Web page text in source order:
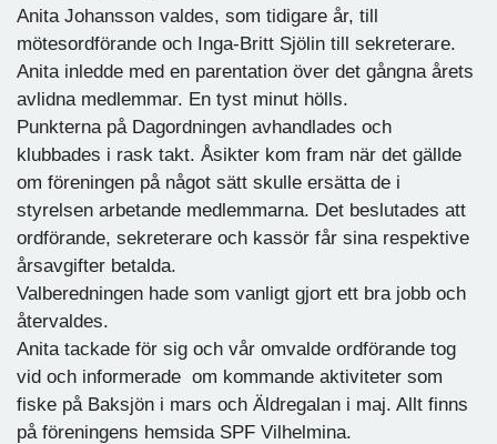
Anita Johansson valdes, som tidigare år, till
mötesordförande och Inga-Britt Sjölin till sekreterare.
Anita inledde med en parentation över det gångna årets
avlidna medlemmar. En tyst minut hölls.
Punkterna på Dagordningen avhandlades och
klubbades i rask takt. Åsikter kom fram när det gällde
om föreningen på något sätt skulle ersätta de i
styrelsen arbetande medlemmarna. Det beslutades att
ordförande, sekreterare och kassör får sina respektive
årsavgifter betalda.
Valberedningen hade som vanligt gjort ett bra jobb och
återvaldes.
Anita tackade för sig och vår omvalde ordförande tog
vid och informerade om kommande aktiviteter som
fiske på Baksjön i mars och Äldregalan i maj. Allt finns
på föreningens hemsida SPF Vilhelmina.